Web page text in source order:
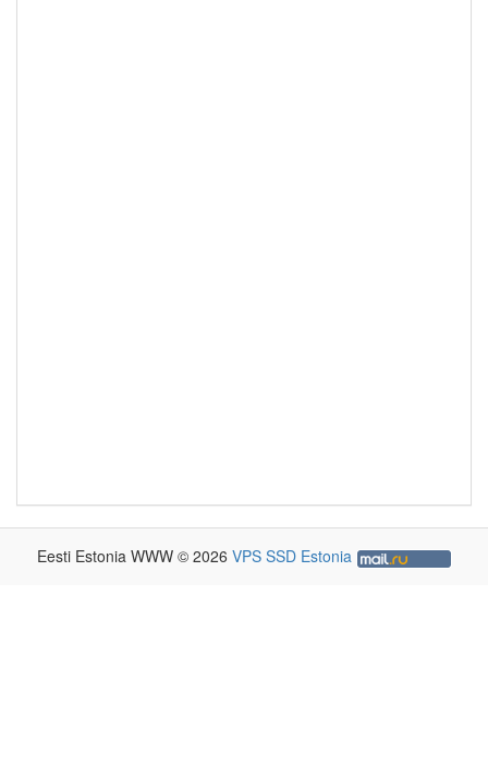
Eesti Estonia WWW © 2026 VPS SSD Estonia